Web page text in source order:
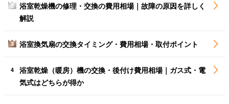
2
浴室乾燥機の修理・交換の費用相場｜故障の原因を詳しく
解説
3 浴室換気扇の交換タイミング・費用相場・取付ポイント
4
浴室乾燥（暖房）機の交換・後付け費用相場｜ガス式・電
気式はどちらが得か